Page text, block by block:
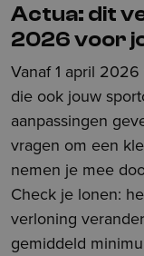
Actua: dit
2026 voor
Vanaf 1 april
die ook jouw
aanpassingen
vragen om een
nemen je mee
Check je lonen:
verloning
gemiddeld